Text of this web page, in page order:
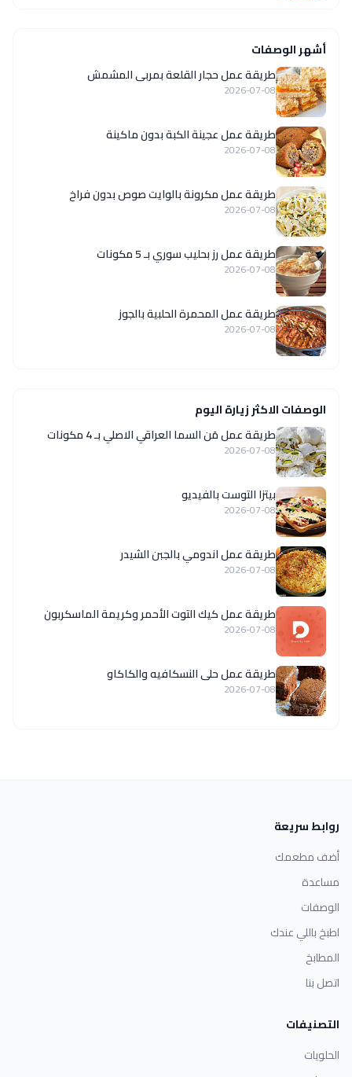
أشهر الوصفات
طريقة عمل حجار القلعة بمربى المشمش
2026-07-08
طريقة عمل عجينة الكبة بدون ماكينة
2026-07-08
طريقة عمل مكرونة بالوايت صوص بدون فراخ
2026-07-08
طريقة عمل رز بحليب سوري بـ 5 مكونات
2026-07-08
طريقة عمل المحمرة الحلبية بالجوز
2026-07-08
الوصفات الاكثر زيارة اليوم
طريقة عمل مَن السما العراقي الاصلي بـ 4 مكونات
2026-07-08
بيتزا التوست بالفيديو
2026-07-08
طريقة عمل اندومي بالجبن الشيدر
2026-07-08
طريقة عمل كيك التوت الأحمر وكريمة الماسكربون
2026-07-08
طريقة عمل حلى النسكافيه والكاكاو
2026-07-08
روابط سريعة
أضف مطعمك
مساعدة
الوصفات
اطبخ باللي عندك
المطابخ
اتصل بنا
التصنيفات
الحلويات